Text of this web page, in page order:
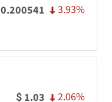
0.200541 3.93%
$ 1.03 2.06%